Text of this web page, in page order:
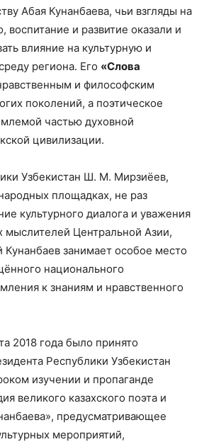
Абая Кунанбаева, чьи взгляды на
воспитание и развитие оказали и
влияние на культурную и
региона. Его «Слова
и философским
поколений, а поэтическое
частью духовной
цивилизации.
Узбекистан Ш. М. Мирзиёев,
площадках, не раз
культурного диалога и уважения
мыслителей Центральной Азии,
Кунанбаев занимает особое место
национального
к знаниям и нравственного
2018 года было принято
Республики Узбекистан
изучении и пропаганде
великого казахского поэта и
предусматривающее
мероприятий,